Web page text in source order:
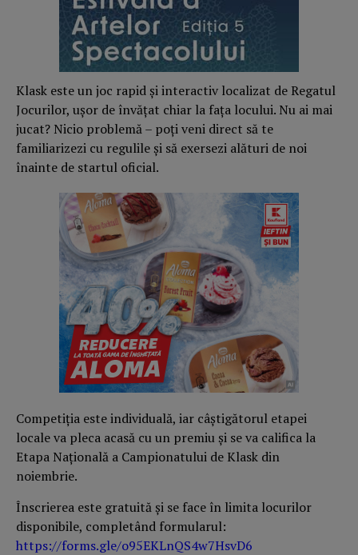
Klask este un joc rapid și interactiv localizat de Regatul
Jocurilor, ușor de învățat chiar la fața locului. Nu ai mai
jucat? Nicio problemă – poți veni direct să te
familiarizezi cu regulile și să exersezi alături de noi
înainte de startul oficial.
Competiția este individuală, iar câștigătorul etapei
locale va pleca acasă cu un premiu și se va califica la
Etapa Națională a Campionatului de Klask din
noiembrie.
Înscrierea este gratuită și se face în limita locurilor
disponibile, completând formularul:
https://forms.gle/o95EKLnQS4w7HsvD6